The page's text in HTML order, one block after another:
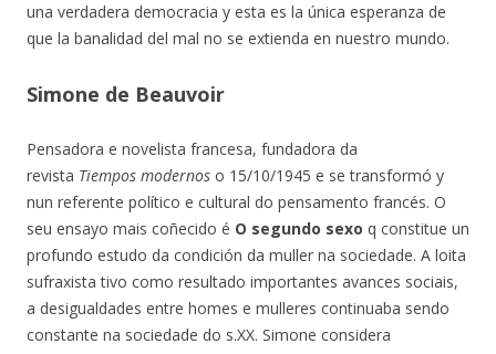
una verdadera democracia y esta es la única esperanza de
que la banalidad del mal no se extienda en nuestro mundo.
Simone de Beauvoir
Pensadora e novelista francesa, fundadora da
revista Tiempos modernos o 15/10/1945 e se transformó y
nun referente político e cultural do pensamento francés. O
seu ensayo mais coñecido é O segundo sexo q constitue un
profundo estudo da condición da muller na sociedade. A loita
sufraxista tivo como resultado importantes avances sociais,
a desigualdades entre homes e mulleres continuaba sendo
constante na sociedade do s.XX. Simone considera